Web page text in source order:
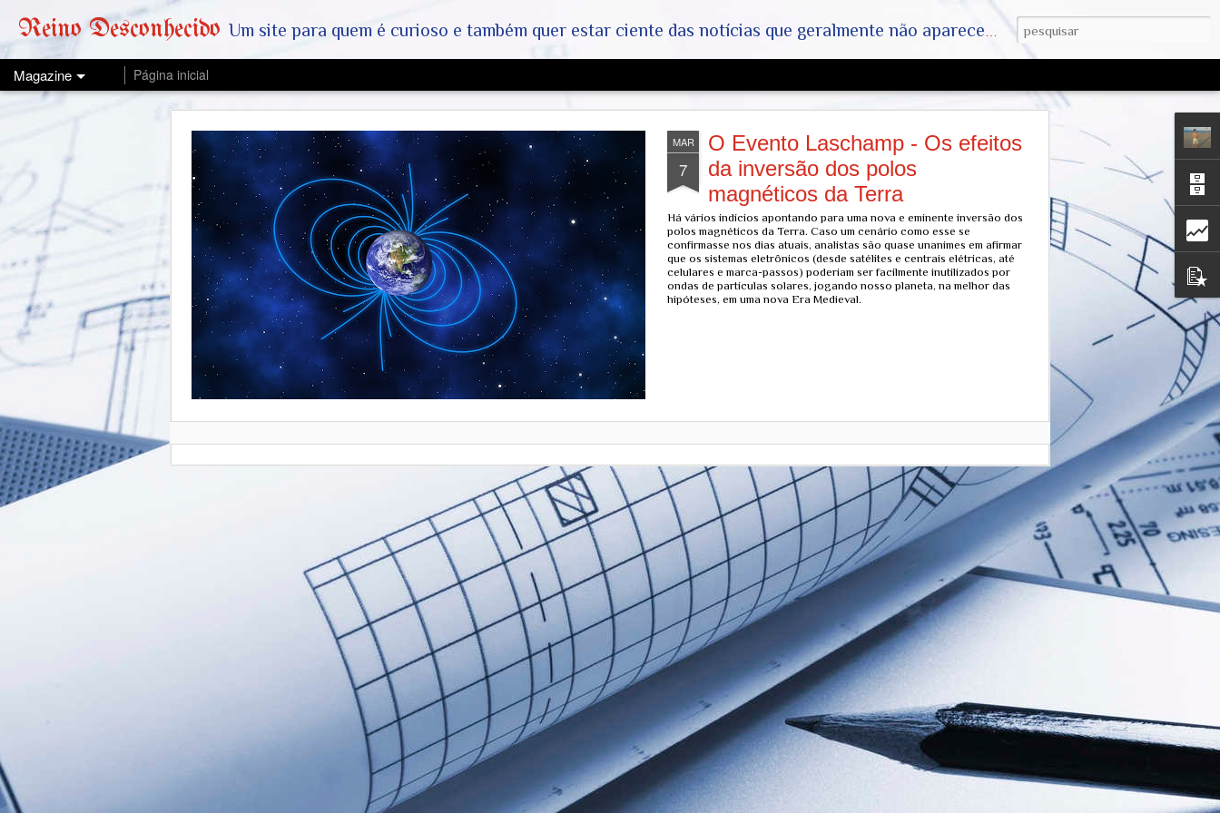
Reino Desconhecido Um site para quem é curioso e também quer estar ciente das notícias que geralmente não aparecem na grande mídia. Abram a mente, pensem fora da caixinha. SAIAM DA MATRIX !! A VERDADE ESTÁ LA FORA
Magazine Página inicial
MAR
7
O Evento Laschamp - Os efeitos
da inversão dos polos
magnéticos da Terra
Há vários indícios apontando para uma nova e eminente inversão dos
polos magnéticos da Terra. Caso um cenário como esse se
confirmasse nos dias atuais, analistas são quase unanimes em afirmar
que os sistemas eletrônicos (desde satélites e centrais elétricas, até
celulares e marca-passos) poderiam ser facilmente inutilizados por
ondas de partículas solares, jogando nosso planeta, na melhor das
hipóteses, em uma nova Era Medieval.